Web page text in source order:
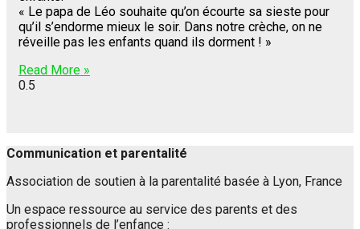
« Le papa de Léo souhaite qu’on écourte sa sieste pour
qu’il s’endorme mieux le soir. Dans notre crèche, on ne
réveille pas les enfants quand ils dorment ! »
Read More »
Communication et parentalité
Association de soutien à la parentalité basée à Lyon, France
Un espace ressource au service des parents et des
professionnels de l’enfance :